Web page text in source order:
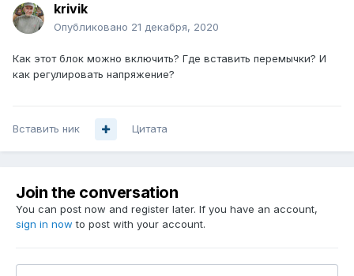
krivik
Опубликовано 21 декабря, 2020
Как этот блок можно включить? Где вставить перемычки? И
как регулировать напряжение?
Вставить ник Цитата
Join the conversation
You can post now and register later. If you have an account,
sign in now to post with your account.